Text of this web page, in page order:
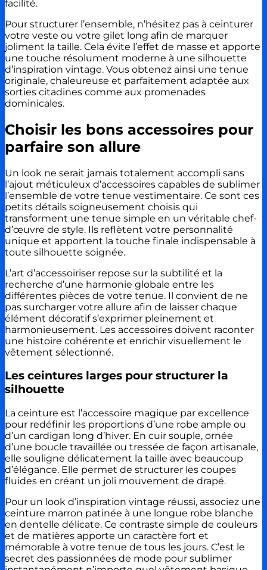
facilité.
Pour structurer l’ensemble, n’hésitez pas à ceinturer
votre veste ou votre gilet long afin de marquer
joliment la taille. Cela évite l’effet de masse et apporte
une touche résolument moderne à une silhouette
d’inspiration vintage. Vous obtenez ainsi une tenue
originale, chaleureuse et parfaitement adaptée aux
sorties citadines comme aux promenades
dominicales.
Choisir les bons accessoires pour
parfaire son allure
Un look ne serait jamais totalement accompli sans
l’ajout méticuleux d’accessoires capables de sublimer
l’ensemble de votre tenue vestimentaire. Ce sont ces
petits détails soigneusement choisis qui
transforment une tenue simple en un véritable chef-
d’œuvre de style. Ils reflètent votre personnalité
unique et apportent la touche finale indispensable à
toute silhouette soignée.
L’art d’accessoiriser repose sur la subtilité et la
recherche d’une harmonie globale entre les
différentes pièces de votre tenue. Il convient de ne
pas surcharger votre allure afin de laisser chaque
élément décoratif s’exprimer pleinement et
harmonieusement. Les accessoires doivent raconter
une histoire cohérente et enrichir visuellement le
vêtement sélectionné.
Les ceintures larges pour structurer la
silhouette
La ceinture est l’accessoire magique par excellence
pour redéfinir les proportions d’une robe ample ou
d’un cardigan long d’hiver. En cuir souple, ornée
d’une boucle travaillée ou tressée de façon artisanale,
elle souligne délicatement la taille avec beaucoup
d’élégance. Elle permet de structurer les coupes
fluides en créant un joli mouvement de drapé.
Pour un look d’inspiration vintage réussi, associez une
ceinture marron patinée à une longue robe blanche
en dentelle délicate. Ce contraste simple de couleurs
et de matières apporte un caractère fort et
mémorable à votre tenue de tous les jours. C’est le
secret des passionnées de mode pour sublimer